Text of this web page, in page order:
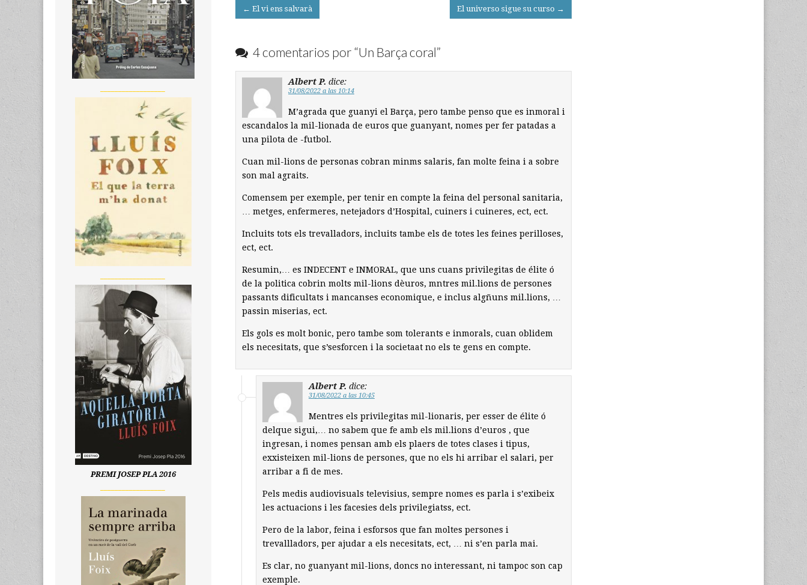
Post
← El vi ens salvarà El universo sigue su curso →
4 comentarios por “Un Barça coral”
Albert P. dice:
31/08/2022 a las 10:14
M’agrada que guanyi el Barça, pero tambe penso que es inmoral i
escandalos la mil-lionada de euros que guanyant, nomes per fer patadas a
una pilota de -futbol.
Cuan mil-lions de personas cobran minms salaris, fan molte feina i a sobre
son mal agraits.
Comensem per exemple, per tenir en compte la feina del personal sanitaria,
… metges, enfermeres, netejadors d’Hospital, cuiners i cuineres, ect, ect.
Incluits tots els trevalladors, incluits tambe els de totes les feines perilloses,
ect, ect.
Resumin,… es INDECENT e INMORAL, que uns cuans privilegitas de élite ó
de la politica cobrin molts mil-lions dèuros, mntres mil.lions de persones
passants dificultats i mancanses economique, e inclus algñuns mil.lions, …
passin miserias, ect.
Els gols es molt bonic, pero tambe som tolerants e inmorals, cuan oblidem
els necesitats, que s’sesforcen i la societaat no els te gens en compte.
Albert P. dice:
31/08/2022 a las 10:45
Mentres els privilegitas mil-lionaris, per esser de élite ó
delque sigui,… no sabem que fe amb els mil.lions d’euros , que
ingresan, i nomes pensan amb els plaers de totes clases i tipus,
exxisteixen mil-lions de persones, que no els hi arribar el salari, per
arribar a fi de mes.
Pels medis audiovisuals televisius, sempre nomes es parla i s’exibeix
les actuacions i les facesies dels privilegiatss, ect.
Pero de la labor, feina i esforsos que fan moltes persones i
trevallladors, per ajudar a els necesitats, ect, … ni s’en parla mai.
Es clar, no guanyant mil-lions, doncs no interessant, ni tampoc son cap
exemple.
PREMI JOSEP PLA 2016